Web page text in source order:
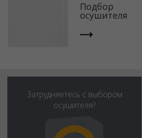
Подбор
осушителя
Затрудняетесь с выбором
осушителя?